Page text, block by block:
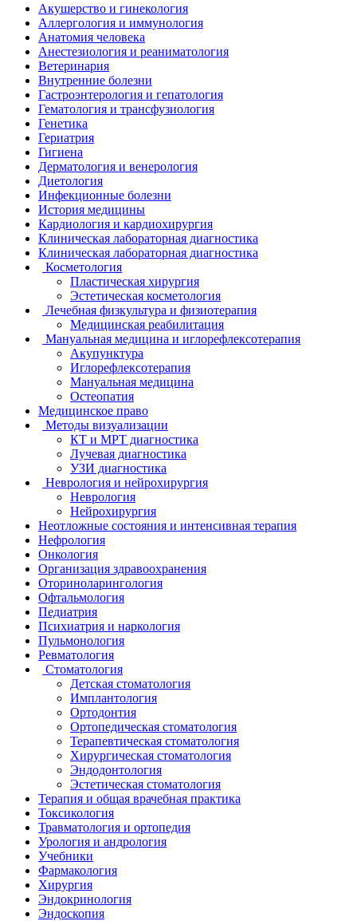
Акушерство и гинекология
Аллергология и иммунология
Анатомия человека
Анестезиология и реаниматология
Ветеринария
Внутренние болезни
Гастроэнтерология и гепатология
Гематология и трансфузиология
Генетика
Гериатрия
Гигиена
Дерматология и венерология
Диетология
Инфекционные болезни
История медицины
Кардиология и кардиохирургия
Клиническая лабораторная диагностика
Клиническая лабораторная диагностика
Косметология
Пластическая хирургия
Эстетическая косметология
Лечебная физкультура и физиотерапия
Медицинская реабилитация
Мануальная медицина и иглорефлексотерапия
Акупунктура
Иглорефлексотерапия
Мануальная медицина
Остеопатия
Медицинское право
Методы визуализации
КТ и МРТ диагностика
Лучевая диагностика
УЗИ диагностика
Неврология и нейрохирургия
Неврология
Нейрохирургия
Неотложные состояния и интенсивная терапия
Нефрология
Онкология
Организация здравоохранения
Оториноларингология
Офтальмология
Педиатрия
Психиатрия и наркология
Пульмонология
Ревматология
Стоматология
Детская стоматология
Имплантология
Ортодонтия
Ортопедическая стоматология
Терапевтическая стоматология
Хирургическая стоматология
Эндодонтология
Эстетическая стоматология
Терапия и общая врачебная практика
Токсикология
Травматология и ортопедия
Урология и андрология
Учебники
Фармакология
Хирургия
Эндокринология
Эндоскопия